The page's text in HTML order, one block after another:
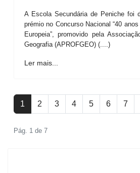
A Escola Secundária de Peniche foi
prémio no Concurso Nacional “40
Europeia”, promovido pela
Geografia (APROFGEO) (....)
Ler mais...
1 2 3 4 5 6 7
Pág. 1 de 7